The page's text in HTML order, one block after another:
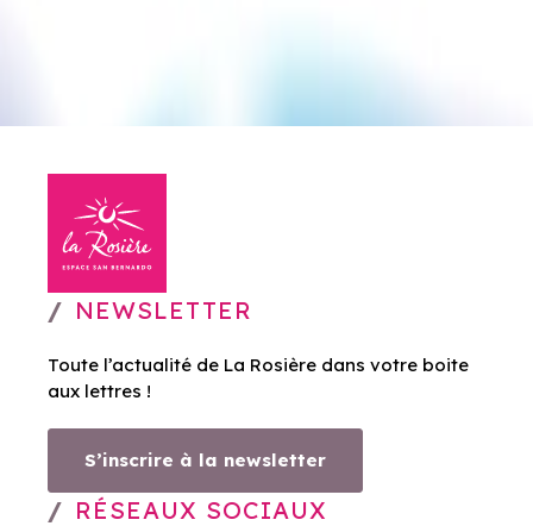
NEWSLETTER
Toute l’actualité de La Rosière dans votre boite
aux lettres !
S’inscrire à la newsletter
RÉSEAUX SOCIAUX